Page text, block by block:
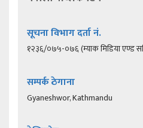
सूचना विभाग दर्ता नं.
१२३६/०७५-०७६ (म्याक मिडिया एण्ड
सम्पर्क ठेगाना
Gyaneshwor, Kathmandu